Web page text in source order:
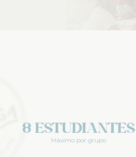
8 estudiantes
Máximo por grupo